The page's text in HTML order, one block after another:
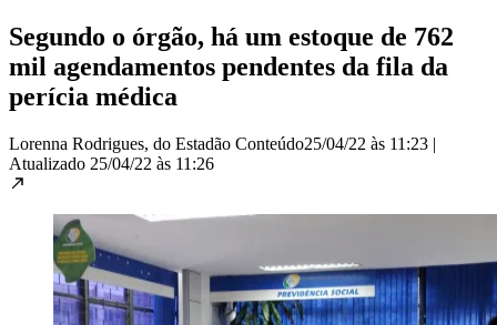
Segundo o órgão, há um estoque de 762
mil agendamentos pendentes da fila da
perícia médica
Lorenna Rodrigues, do Estadão Conteúdo25/04/22 às 11:23 |
Atualizado 25/04/22 às 11:26